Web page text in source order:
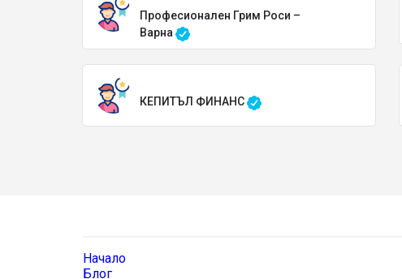
Професионален Грим Роси –
Варна
КЕПИТЪЛ ФИНАНС
Начало
Блог